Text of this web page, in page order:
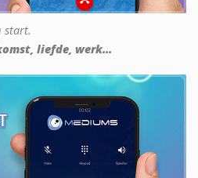
start.
liefde, werk...